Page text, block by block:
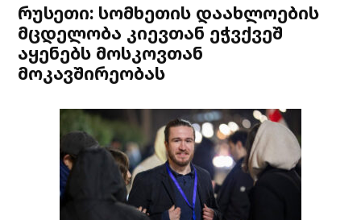
რუსეთი: სომხეთის დაახლოების
მცდელობა კიევთან ეჭვქვეშ
აყენებს მოსკოვთან
მოკავშირეობას